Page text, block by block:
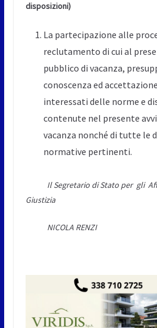
disposizioni)
La partecipazione alle
reclutamento di cui al
pubblico di vacanza,
conoscenza ed
interessati delle norme e
contenute nel presente
vacanza nonché di tutte le
normative pertinenti.
Il Segretario di Stato per gli
Giustizia
NICOLA RENZI